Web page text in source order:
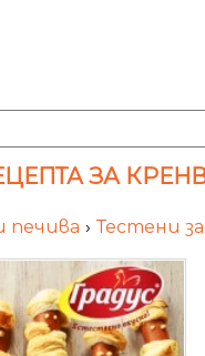
ЗА
печива › Тестени